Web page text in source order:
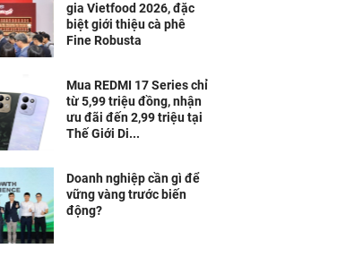
gia Vietfood 2026, đặc
biệt giới thiệu cà phê
Fine Robusta
Mua REDMI 17 Series chỉ
từ 5,99 triệu đồng, nhận
ưu đãi đến 2,99 triệu tại
Thế Giới Di...
Doanh nghiệp cần gì để
vững vàng trước biến
động?